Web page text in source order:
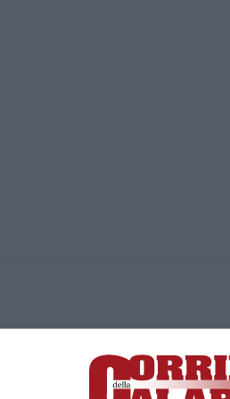
Lamezia Terme (CZ)
responsabile Paola Militano |